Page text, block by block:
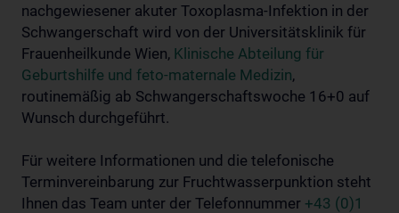
nachgewiesener akuter Toxoplasma-Infektion in der
Schwangerschaft wird von der Universitätsklinik für
Frauenheilkunde Wien, Klinische Abteilung für
Geburtshilfe und feto-maternale Medizin,
routinemäßig ab Schwangerschaftswoche 16+0 auf
Wunsch durchgeführt.
Für weitere Informationen und die telefonische
Terminvereinbarung zur Fruchtwasserpunktion steht
Ihnen das Team unter der Telefonnummer +43 (0)1